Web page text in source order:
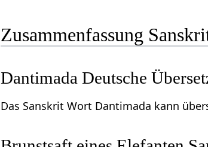
Zusammenfassung
Dantimada Deutsche
Das Sanskrit Wort Dantimada kann